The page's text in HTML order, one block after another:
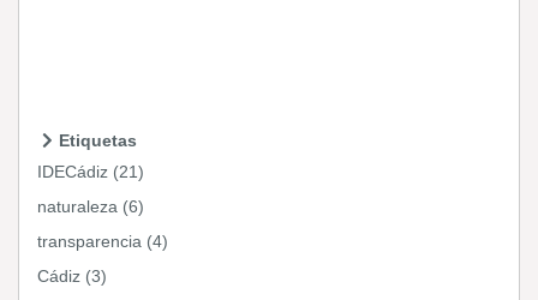
Etiquetas
IDECádiz (21)
naturaleza (6)
transparencia (4)
Cádiz (3)